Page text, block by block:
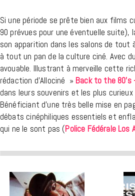
Si une période se prête bien aux films
90 prévues pour une éventuelle
son apparition dans les salons de tout
à tout un pan de la culture ciné. Avec
avouable. Illustrant à merveille cette
rédaction d’Allociné » Back to the 80’s
dans leurs souvenirs et les plus
Bénéficiant d’une très belle mise en
débats cinéphiliques essentiels et
qui ne le sont pas (Police Fédérale Los